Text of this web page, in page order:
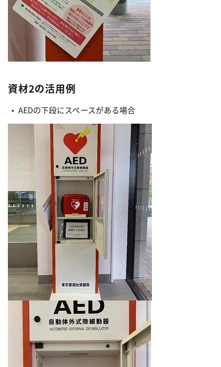
資材2の活用例
AEDの下段にスペースがある場合